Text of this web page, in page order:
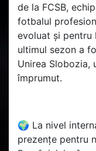
de la FCSB,
fotbalul
evoluat și pentru
ultimul sezon a
Unirea Slobozia,
împrumut.
🌍 La nivel
prezențe pentru